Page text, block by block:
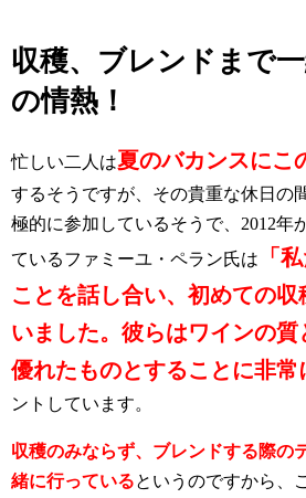
収穫、ブレンドまで
の情熱！
忙しい二人は夏のバカンスにこ
するそうですが、その貴重な休日の
極的に参加しているそうで、2012年
ているファミーユ・ペラン氏は
「
ことを話し合い、初めての
いました。彼らはワインの
優れたものとすることに非常
ントしています。
収穫のみならず、ブレンドする際の
緒に行っているというのですから、